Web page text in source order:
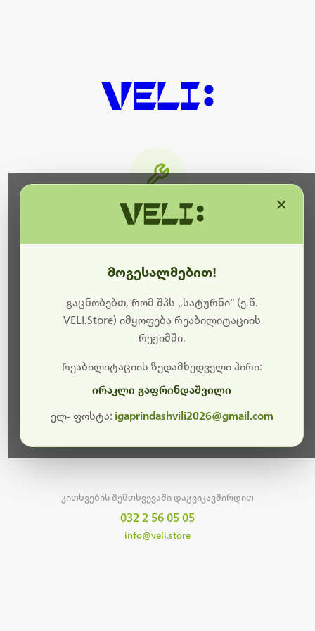
ბოდიშს გიხდით შეფერხებისთვის. ამჟამად
მიმდინარეობს საიტის განახლება და ტექნიკური
სამუშაოები.
მალე ისევ ხელმისაწვდომი იქნება. გმადლობთ
კითხვების შემთხვევაში დაგვიკავშირდით
032 2 56 05 05
info@veli.store
მოგესალმებით!
გაცნობებთ, რომ შპს „სატურნი“ (ე.წ.
VELI.Store) იმყოფება რეაბილიტაციის
რეჟიმში.
რეაბილიტაციის ზედამხედველი პირი:
ირაკლი გაფრინდაშვილი
ელ- ფოსტა: igaprindashvili2026@gmail.com
×